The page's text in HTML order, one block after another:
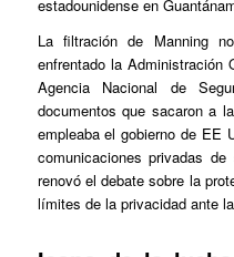
estadounidense en
La filtración de Manning
enfrentado la Administración
Agencia Nacional de
documentos que sacaron a
empleaba el gobierno de EE
comunicaciones privadas
renovó el debate sobre la
límites de la privacidad ante